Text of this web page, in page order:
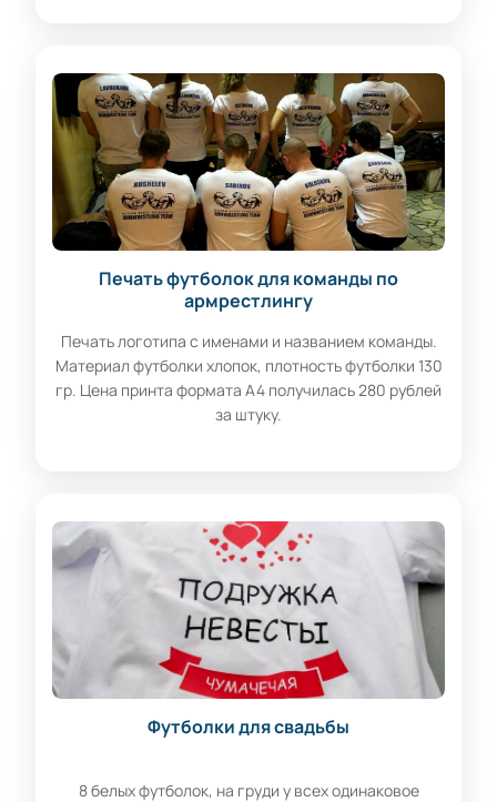
Печать футболок для команды по
армрестлингу
Печать логотипа с именами и названием команды.
Материал футболки хлопок, плотность футболки 130
гр. Цена принта формата А4 получилась 280 рублей
за штуку.
Футболки для свадьбы
8 белых футболок, на груди у всех одинаковое